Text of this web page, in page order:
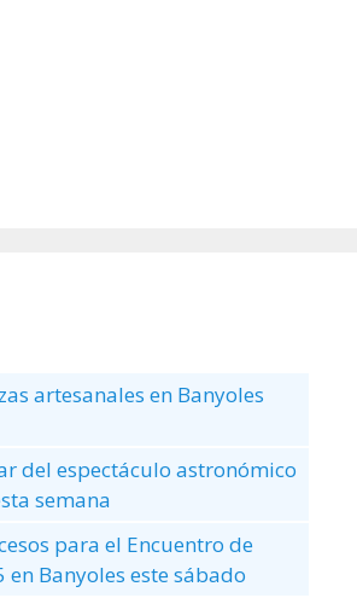
artesanales en Banyoles
del espectáculo astronómico
semana
para el Encuentro de
en Banyoles este sábado